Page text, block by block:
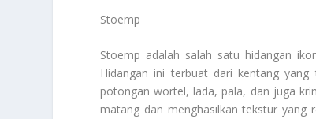
Stoemp
Stoemp adalah salah satu hidangan
Hidangan ini terbuat dari kentang
potongan wortel, lada, pala, dan juga
matang dan menghasilkan tekstur yang